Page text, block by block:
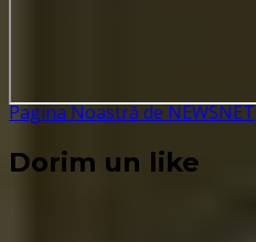
Pagina Noastră de NEWSNET
Dorim un like